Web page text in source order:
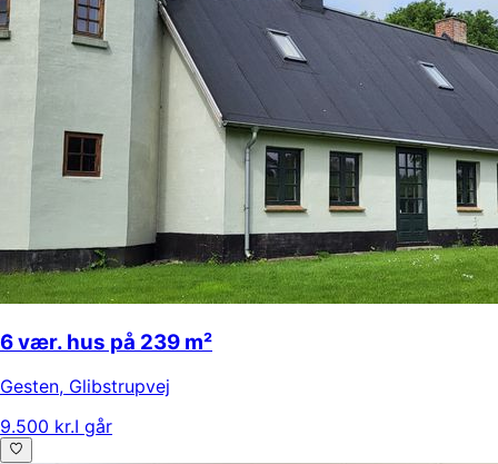
6 vær. hus på 239 m²
Gesten, Glibstrupvej
9.500 kr.I går